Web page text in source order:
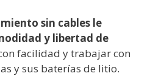
sin cables le
y libertad de
facilidad y trabajar con
y sus baterías de litio.